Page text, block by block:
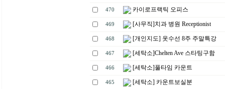
470 카이로프랙틱 오피스
469 [사무직]치과 병원 Receptionist
468 [개인지도] 옷수선 8주 주말특강
467 [세탁소]Chelten Ave 스타팅구함
466 [세탁소]풀타임 카운트
465 [세탁소] 카운트보실분